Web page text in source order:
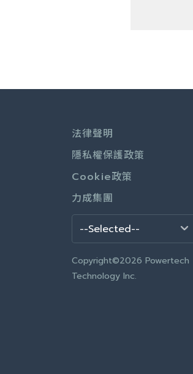
法律聲明
隱私權保護政策
Cookie政策
力成集團
Copyright©2026 Powertech
Technology Inc.